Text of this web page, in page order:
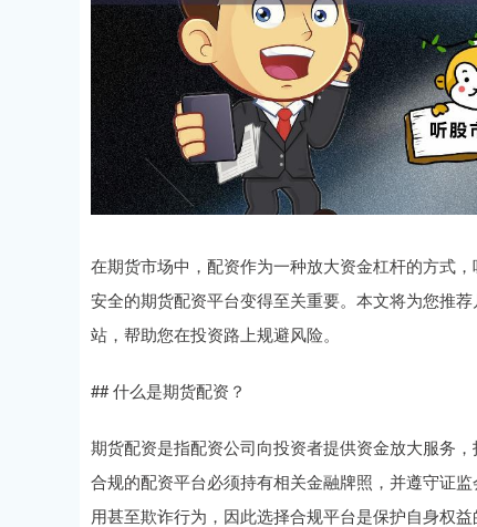
在期货市场中，配资作为一种放大资金杠杆的方式
安全的期货配资平台变得至关重要。本文将为您推
站，帮助您在投资路上规避风险。
## 什么是期货配资？
期货配资是指配资公司向投资者提供资金放大服务
合规的配资平台必须持有相关金融牌照，并遵守证
用甚至欺诈行为，因此选择合规平台是保护自身权益